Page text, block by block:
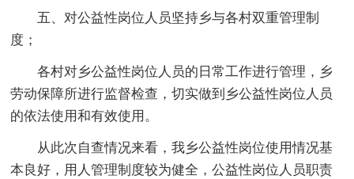
五、对公益性岗位人员坚持乡与各村双重管理制
度；
各村对乡公益性岗位人员的日常工作进行管理，乡
劳动保障所进行监督检查，切实做到乡公益性岗位人员
的依法使用和有效使用。
从此次自查情况来看，我乡公益性岗位使用情况基
本良好，用人管理制度较为健全，公益性岗位人员职责